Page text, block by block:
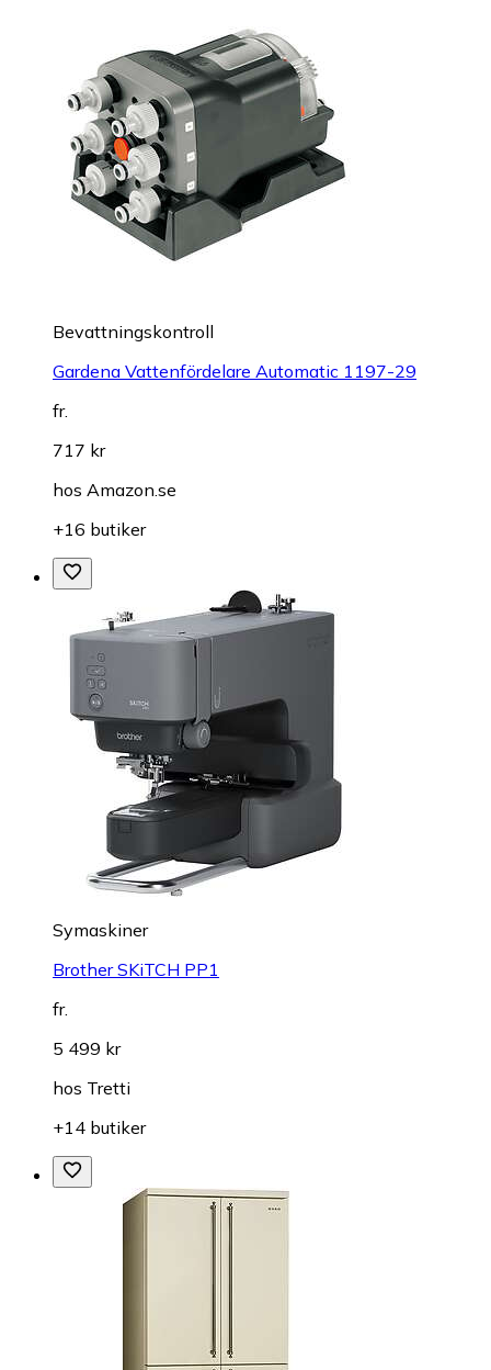
Bevattningskontroll
Gardena Vattenfördelare Automatic 1197-29
fr.
717 kr
hos Amazon.se
+16 butiker
Symaskiner
Brother SKiTCH PP1
fr.
5 499 kr
hos Tretti
+14 butiker